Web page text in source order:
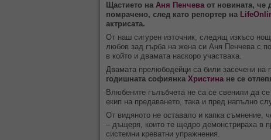
Щастието на Аня Пенчеваот новината, че
помрачено, след като репортер на
актрисата.
От наш сигурен източник, следящ изкъсо
любов зад гърба на жена си Аня Пенчева с
в който и двамата наскоро участваха.
Двамата прелюбодейци са били засечени на
годишната софиянка Христинане се
Влюбените гълъбчета не са се свенили да
екип на предаването, така и пред напълно
От видяното не оставало и капка съмнение,
– дъщеря, които те щедро демонстрираха в
системни креватни упражнения.